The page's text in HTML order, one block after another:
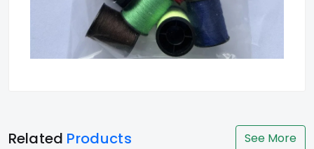
Related Products See More